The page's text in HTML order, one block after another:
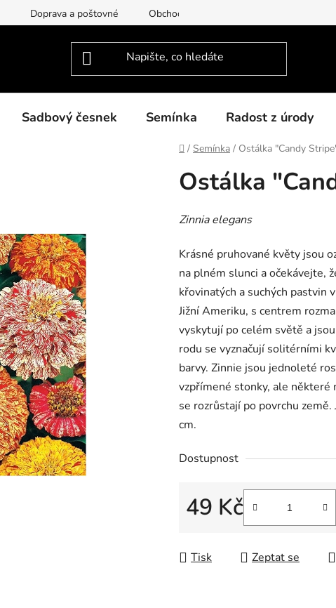
Doprava a poštovné Obchodní podmínky Podmínky
Sadbový česnek Semínka Radost z úrody
Domů
/ Semínka / Ostálka "Candy
Ostálka
Zinnia elegans
Krásné pruhované květy jsou
na plném slunci a očekávejte,
křovinatých a suchých pastvin
Jižní Ameriku, s centrem
vyskytují po celém světě a
rodu se vyznačují solitérními
barvy. Zinnie jsou jednoleté
vzpřímené stonky, ale
se rozrůstají po povrchu
cm.
Dostupnost
49 Kč
Měrná cena:
Tisk Zeptat se